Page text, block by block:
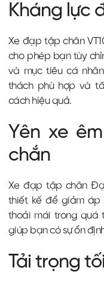
Kháng lực
Xe đạp tập chân
cho phép bạn tùy
và mục tiêu cá
thách phù hợp và
cách hiệu quả.
Yên xe
chắn
Xe đạp tập chân
thiết kế để giảm áp
thoải mái trong quá
giúp bạn có sự ổn
Tải trọng